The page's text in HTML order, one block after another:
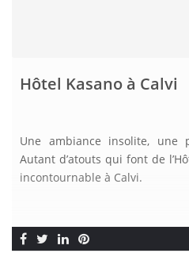
Hôtel Kasano à Calvi
Une ambiance insolite, une
Autant d’atouts qui font de
incontournable à Calvi.